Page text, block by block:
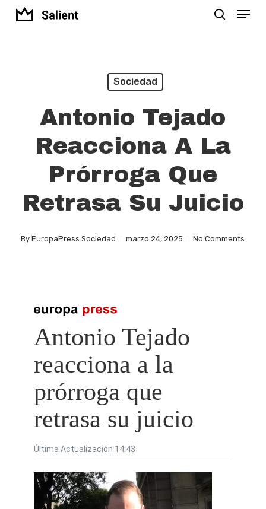
Skip
Menu
Sociedad
Antonio Tejado
Reacciona A La
Prórroga Que
Retrasa Su Juicio
By EuropaPress Sociedad marzo 24, 2025 No Comments